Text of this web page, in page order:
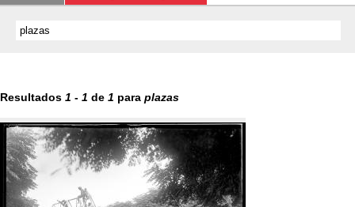
Resultados 1 - 1 de 1 para plazas